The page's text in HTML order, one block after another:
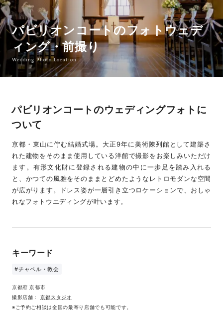
パビリオンコートのフォトウェデ
ィング・前撮り
Wedding Photo Location
パビリオンコートのウェディングフォトに
ついて
京都・東山に佇む結婚式場。大正9年に美術陳列館として建築さ
れた建物をそのまま使用している洋館で撮影をお楽しみいただけ
ます。有形文化財に登録される建物の中に一歩足を踏み入れる
と、かつての風雅をそのままとどめたようなレトロモダンな空間
が広がります。ドレス姿が一層引き立つロケーションで、おしゃ
れなフォトウエディングが叶います。
キーワード
#チャペル・教会
京都府 京都市
撮影店舗： 京都スタジオ
※ご予約ご相談は全国の最寄り店舗でも可能です。